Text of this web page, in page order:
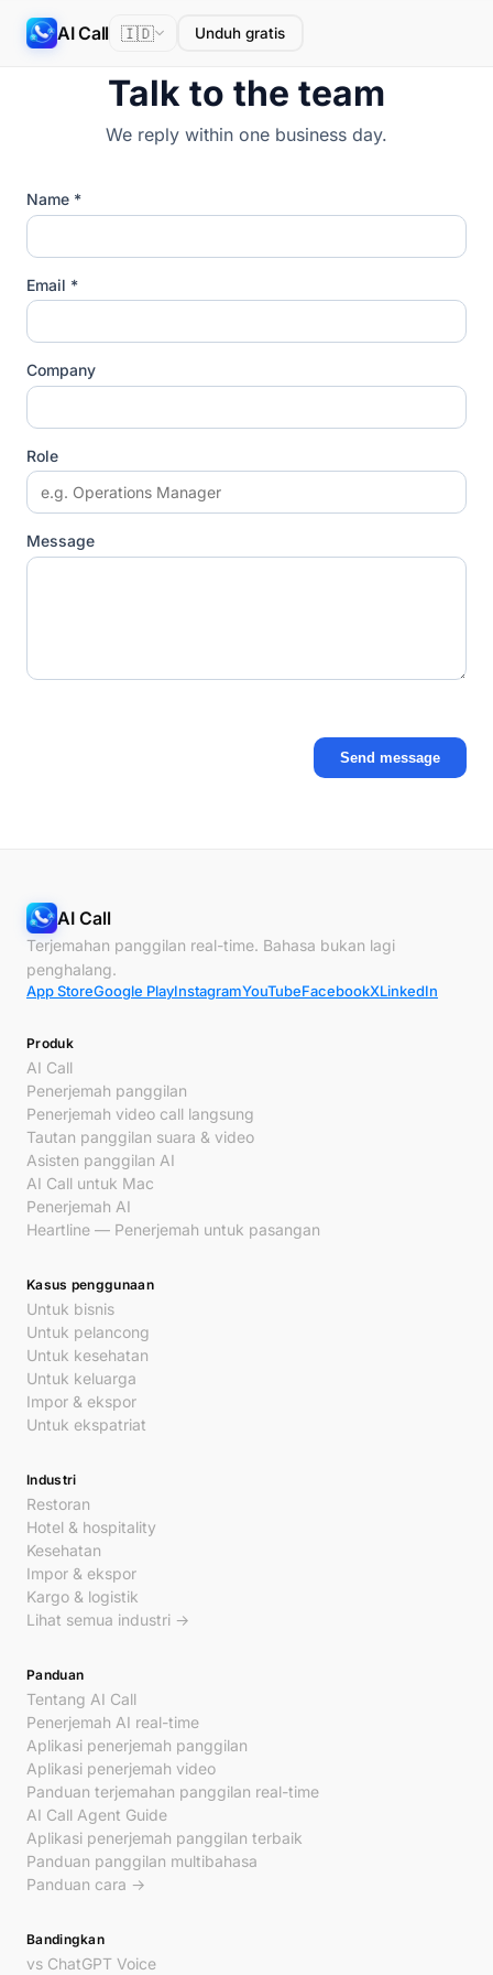
AI Call 🇮🇩 Unduh gratis
Talk to the team
We reply within one business day.
Name *
Email *
Company
Role
Message
Send message
AI Call
Terjemahan panggilan real-time. Bahasa bukan lagi
penghalang.
App StoreGoogle PlayInstagramYouTubeFacebookXLinkedIn
Produk
AI Call
Penerjemah panggilan
Penerjemah video call langsung
Tautan panggilan suara & video
Asisten panggilan AI
AI Call untuk Mac
Penerjemah AI
Heartline — Penerjemah untuk pasangan
Kasus penggunaan
Untuk bisnis
Untuk pelancong
Untuk kesehatan
Untuk keluarga
Impor & ekspor
Untuk ekspatriat
Industri
Restoran
Hotel & hospitality
Kesehatan
Impor & ekspor
Kargo & logistik
Lihat semua industri →
Panduan
Tentang AI Call
Penerjemah AI real-time
Aplikasi penerjemah panggilan
Aplikasi penerjemah video
Panduan terjemahan panggilan real-time
AI Call Agent Guide
Aplikasi penerjemah panggilan terbaik
Panduan panggilan multibahasa
Panduan cara →
Bandingkan
vs ChatGPT Voice